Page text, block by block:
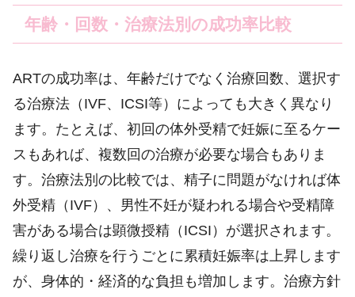
年齢・回数・治療法別の成功率比較
ARTの成功率は、年齢だけでなく治療回数、選択す
る治療法（IVF、ICSI等）によっても大きく異なり
ます。たとえば、初回の体外受精で妊娠に至るケー
スもあれば、複数回の治療が必要な場合もありま
す。治療法別の比較では、精子に問題がなければ体
外受精（IVF）、男性不妊が疑われる場合や受精障
害がある場合は顕微授精（ICSI）が選択されます。
繰り返し治療を行うごとに累積妊娠率は上昇します
が、身体的・経済的な負担も増加します。治療方針